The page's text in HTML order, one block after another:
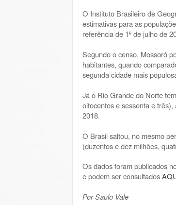
O Instituto Brasileiro de
estimativas para as
referência de 1º de julho de
Segundo o censo, Mossoró
habitantes, quando
segunda cidade mais
Já o Rio Grande do Norte
oitocentos e sessenta e
2018.
O Brasil saltou, no mesmo
(duzentos e dez milhões,
Os dados foram publicados
e podem ser consultados
Por Saulo Vale